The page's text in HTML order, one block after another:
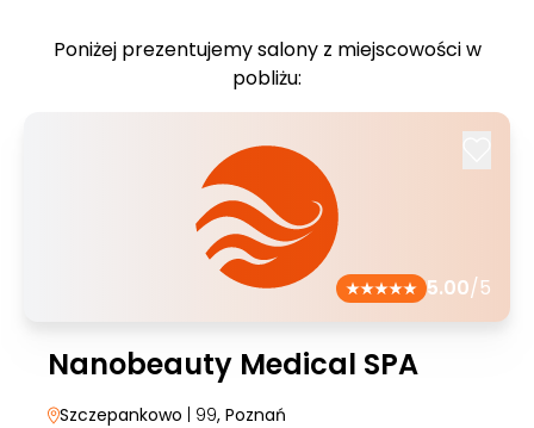
Poniżej prezentujemy salony z miejscowości w
pobliżu:
5.00/5
Nanobeauty Medical SPA
Szczepankowo | 99, Poznań